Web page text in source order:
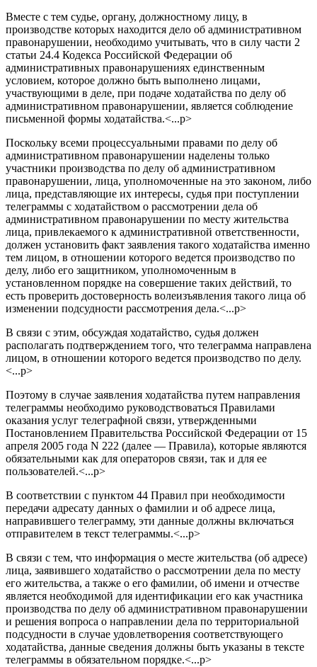
Вместе с тем судье, органу, должностному лицу, в
производстве которых находится дело об административном
правонарушении, необходимо учитывать, что в силу части 2
статьи 24.4 Кодекса Российской Федерации об
административных правонарушениях единственным
условием, которое должно быть выполнено лицами,
участвующими в деле, при подаче ходатайства по делу об
административном правонарушении, является соблюдение
письменной формы ходатайства.<...p>
Поскольку всеми процессуальными правами по делу об
административном правонарушении наделены только
участники производства по делу об административном
правонарушении, лица, уполномоченные на это законом, либо
лица, представляющие их интересы, судья при поступлении
телеграммы с ходатайством о рассмотрении дела об
административном правонарушении по месту жительства
лица, привлекаемого к административной ответственности,
должен установить факт заявления такого ходатайства именно
тем лицом, в отношении которого ведется производство по
делу, либо его защитником, уполномоченным в
установленном порядке на совершение таких действий, то
есть проверить достоверность волеизъявления такого лица об
изменении подсудности рассмотрения дела.<...p>
В связи с этим, обсуждая ходатайство, судья должен
располагать подтверждением того, что телеграмма направлена
лицом, в отношении которого ведется производство по делу.
<...p>
Поэтому в случае заявления ходатайства путем направления
телеграммы необходимо руководствоваться Правилами
оказания услуг телеграфной связи, утвержденными
Постановлением Правительства Российской Федерации от 15
апреля 2005 года N 222 (далее — Правила), которые являются
обязательными как для операторов связи, так и для ее
пользователей.<...p>
В соответствии с пунктом 44 Правил при необходимости
передачи адресату данных о фамилии и об адресе лица,
направившего телеграмму, эти данные должны включаться
отправителем в текст телеграммы.<...p>
В связи с тем, что информация о месте жительства (об адресе)
лица, заявившего ходатайство о рассмотрении дела по месту
его жительства, а также о его фамилии, об имени и отчестве
является необходимой для идентификации его как участника
производства по делу об административном правонарушении
и решения вопроса о направлении дела по территориальной
подсудности в случае удовлетворения соответствующего
ходатайства, данные сведения должны быть указаны в тексте
телеграммы в обязательном порядке.<...p>